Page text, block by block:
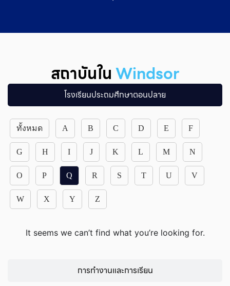
สถาบันในWindsor
โรงเรียนประถมศึกษาตอนปลาย
การทำงานและการเรียน
ทั้งหมด A B C D E F
G H I J K L M N
O P Q R S T U V
W X Y Z
It seems we can’t find what you’re looking for.